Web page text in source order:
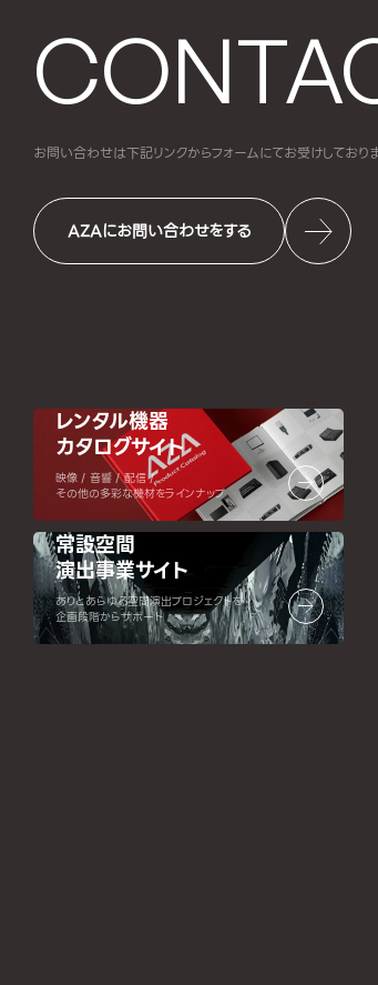
お問い合わせは下記リンクからフォームにてお受けしており
AZAにお問い合わせをする
レンタル機器
カタログサイト
映像 / 音響 / 配信 /
その他の多彩な機材をラインナップ
常設空間
演出事業サイト
ありとあらゆる空間演出プロジェクトを
企画段階からサポート